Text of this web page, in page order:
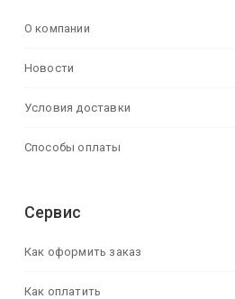
О компании
Новости
Условия доставки
Способы оплаты
Сервис
Как оформить заказ
Как оплатить